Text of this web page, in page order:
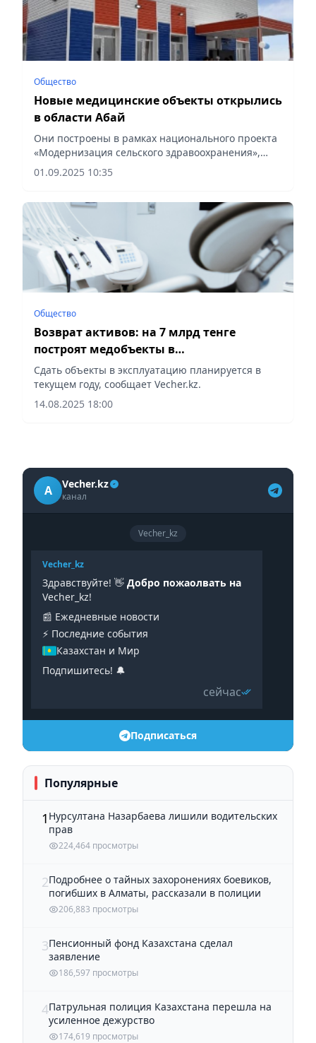
Общество
Новые медицинские объекты открылись
в области Абай
Они построены в рамках национального проекта
«Модернизация сельского здравоохранения»,
сообщает Vecher.kz.
01.09.2025 10:35
Общество
Возврат активов: на 7 млрд тенге
построят медобъекты в
Кызылординской области
Сдать объекты в эксплуатацию планируется в
текущем году, сообщает Vecher.kz.
14.08.2025 18:00
A Vecher.kz
канал
Vecher_kz
Vecher_kz
Здравствуйте! 👋 Добро пожаолвать на
Vecher_kz!
📰 Ежедневные новости
⚡️ Последние события
Казахстан и Мир
Подпишитесь! 🔔
сейчас
Подписаться
Популярные
1 Нурсултана Назарбаева лишили водительских
прав
224,464 просмотры
2Подробнее о тайных захоронениях боевиков,
погибших в Алматы, рассказали в полиции
206,883 просмотры
3Пенсионный фонд Казахстана сделал
заявление
186,597 просмотры
4Патрульная полиция Казахстана перешла на
усиленное дежурство
174,619 просмотры